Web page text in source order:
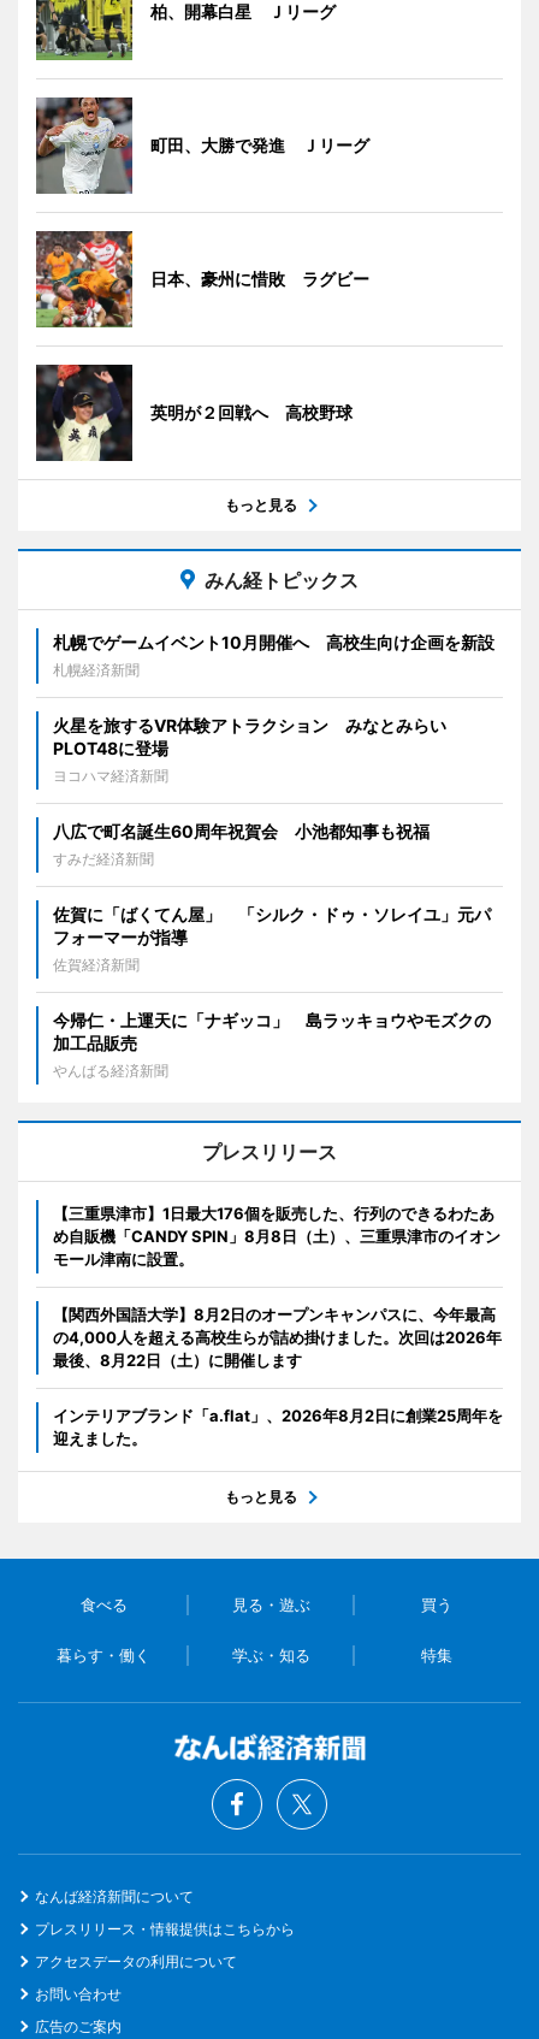
柏、開幕白星 Ｊリーグ
町田、大勝で発進 Ｊリーグ
日本、豪州に惜敗 ラグビー
英明が２回戦へ 高校野球
もっと見る
みん経トピックス
札幌でゲームイベント10月開催へ 高校生向け企画を新設
札幌経済新聞
火星を旅するVR体験アトラクション みなとみらい
PLOT48に登場
ヨコハマ経済新聞
八広で町名誕生60周年祝賀会 小池都知事も祝福
すみだ経済新聞
佐賀に「ばくてん屋」 「シルク・ドゥ・ソレイユ」元パ
フォーマーが指導
佐賀経済新聞
今帰仁・上運天に「ナギッコ」 島ラッキョウやモズクの
加工品販売
やんばる経済新聞
プレスリリース
【三重県津市】1日最大176個を販売した、行列のできるわたあ
め自販機「CANDY SPIN」8月8日（土）、三重県津市のイオン
モール津南に設置。
【関西外国語大学】8月2日のオープンキャンパスに、今年最高
の4,000人を超える高校生らが詰め掛けました。次回は2026年
最後、8月22日（土）に開催します
インテリアブランド「a.flat」、2026年8月2日に創業25周年を
迎えました。
もっと見る
食べる 見る・遊ぶ 買う
暮らす・働く 学ぶ・知る 特集
なんば経済新聞について
プレスリリース・情報提供はこちらから
アクセスデータの利用について
お問い合わせ
広告のご案内